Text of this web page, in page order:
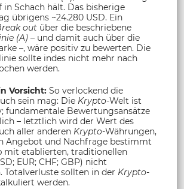
in Schach hält. Das bisherige
übrigens ~24.280 USD. Ein
out über die beschriebene
(A) – und damit auch über die
–, wäre positiv zu bewerten. Die
sollte indes nicht mehr nach
werden.
Vorsicht: So verlockend die
sein mag: Die Krypto-Welt ist
fundamentale Bewertungsansätze
– letztlich wird der Wert des
aller anderen Krypto-Währungen,
Angebot und Nachfrage bestimmt
mit etablierten, traditionellen
EUR; CHF; GBP) nicht
Totalverluste sollten in der Krypto-
werden.